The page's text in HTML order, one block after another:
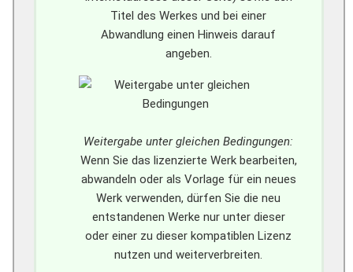
Titel des Werkes und bei einer
Abwandlung einen Hinweis darauf
angeben.
Weitergabe unter gleichen Bedingungen:
Wenn Sie das lizenzierte Werk bearbeiten,
abwandeln oder als Vorlage für ein neues
Werk verwenden, dürfen Sie die neu
entstandenen Werke nur unter dieser
oder einer zu dieser kompatiblen Lizenz
nutzen und weiterverbreiten.